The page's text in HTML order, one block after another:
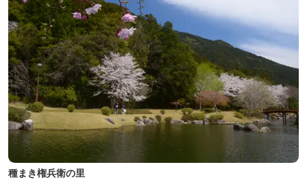
種まき権兵衛の里